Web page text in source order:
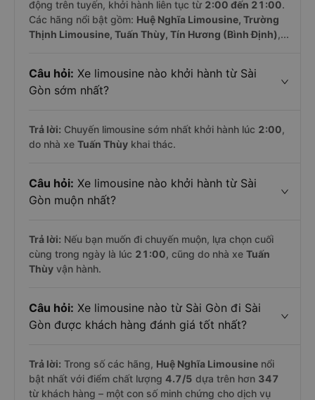
động trên tuyến, khởi hành liên tục từ 2:00 đến 21:00.
Các hãng nổi bật gồm: Huệ Nghĩa Limousine, Trường
Thịnh Limousine, Tuấn Thùy, Tín Hương (Bình Định),...
Câu hỏi: Xe limousine nào khởi hành từ Sài
Gòn sớm nhất?
Trả lời: Chuyến limousine sớm nhất khởi hành lúc 2:00,
do nhà xe Tuấn Thùy khai thác.
Câu hỏi: Xe limousine nào khởi hành từ Sài
Gòn muộn nhất?
Trả lời: Nếu bạn muốn đi chuyến muộn, lựa chọn cuối
cùng trong ngày là lúc 21:00, cũng do nhà xe Tuấn
Thùy vận hành.
Câu hỏi: Xe limousine nào từ Sài Gòn đi Sài
Gòn được khách hàng đánh giá tốt nhất?
Trả lời: Trong số các hãng, Huệ Nghĩa Limousine nổi
bật nhất với điểm chất lượng 4.7/5 dựa trên hơn 347
từ khách hàng – một con số minh chứng cho dịch vụ